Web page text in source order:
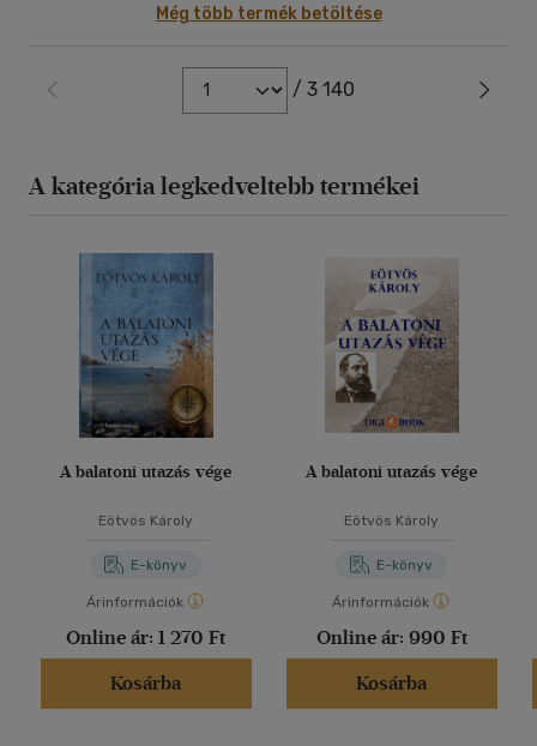
Még több termék betöltése
/ 3 140
A kategória legkedveltebb termékei
A balatoni utazás vége
Eötvös Károly
E-könyv
Árinformációk
Online ár: 1 270 Ft
Kosárba
A balatoni utazás vége
Eötvös Károly
E-könyv
Árinformációk
Online ár: 990 Ft
Kosárba